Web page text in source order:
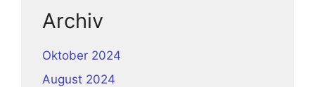
Archiv
Oktober 2024
August 2024